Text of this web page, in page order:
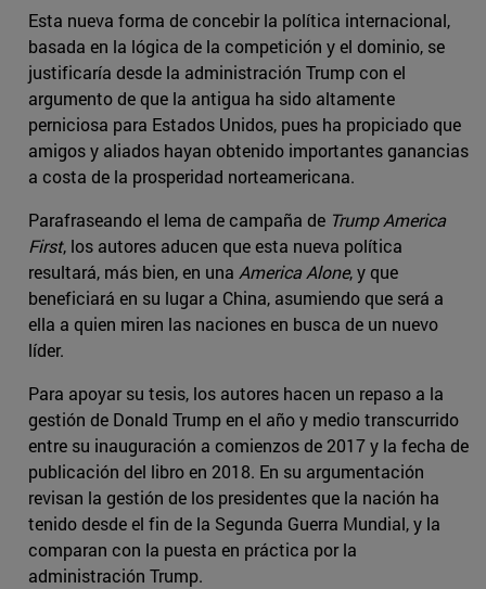
Esta nueva forma de concebir la política internacional,
basada en la lógica de la competición y el dominio, se
justificaría desde la administración Trump con el
argumento de que la antigua ha sido altamente
perniciosa para Estados Unidos, pues ha propiciado que
amigos y aliados hayan obtenido importantes ganancias
a costa de la prosperidad norteamericana.
Parafraseando el lema de campaña de Trump America
First, los autores aducen que esta nueva política
resultará, más bien, en una America Alone, y que
beneficiará en su lugar a China, asumiendo que será a
ella a quien miren las naciones en busca de un nuevo
líder.
Para apoyar su tesis, los autores hacen un repaso a la
gestión de Donald Trump en el año y medio transcurrido
entre su inauguración a comienzos de 2017 y la fecha de
publicación del libro en 2018. En su argumentación
revisan la gestión de los presidentes que la nación ha
tenido desde el fin de la Segunda Guerra Mundial, y la
comparan con la puesta en práctica por la
administración Trump.